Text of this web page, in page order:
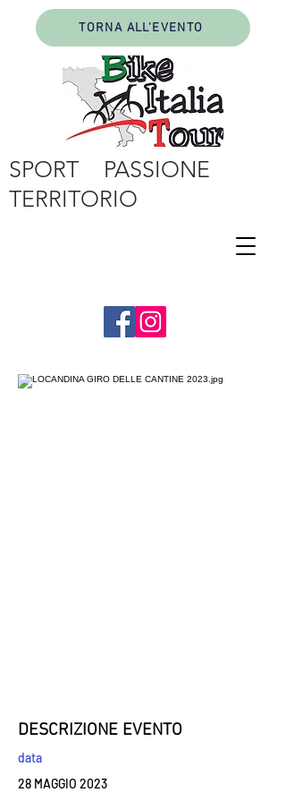
SPORT PASSIONE
TERRITORIO
TORNA ALL'EVENTO
DESCRIZIONE EVENTO
data
28 MAGGIO 2023